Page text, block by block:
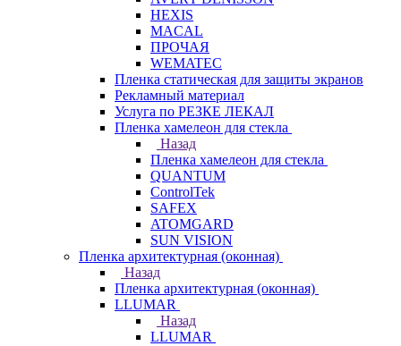
HEXIS
MACAL
ПРОЧАЯ
WEMATEC
Пленка статическая для защиты экранов
Рекламный материал
Услуга по РЕЗКЕ ЛЕКАЛ
Пленка хамелеон для стекла
Назад
Пленка хамелеон для стекла
QUANTUM
ControlTek
SAFEX
ATOMGARD
SUN VISION
Пленка архитектурная (оконная)
Назад
Пленка архитектурная (оконная)
LLUMAR
Назад
LLUMAR